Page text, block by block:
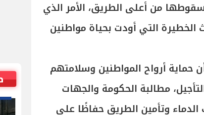
من أعلى الطريق، الأمر الذي
التي أودت بحياة مواطنين
حماية أرواح المواطنين وسلامتهم
مطالبة الحكومة والجهات
الدماء وتأمين الطريق حفاظًا على